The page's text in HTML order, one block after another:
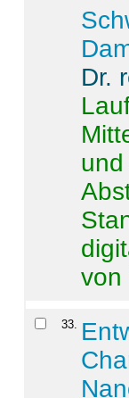
Dr.
von
33.